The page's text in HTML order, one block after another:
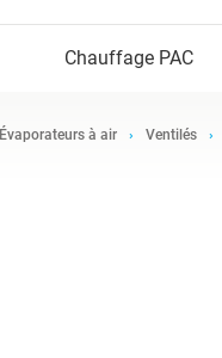
Chauffage PAC
Évaporateurs à air Ventilés